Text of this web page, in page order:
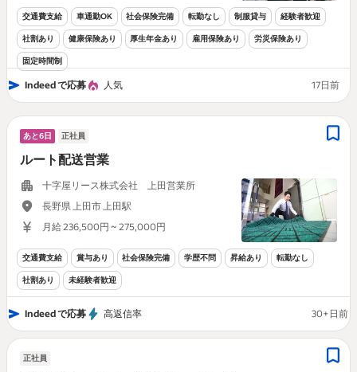
交通費支給 車通勤OK 社会保険完備 転勤なし 制服貸与 経験者歓迎
社割あり 健康保険あり 厚生年金あり 雇用保険あり 労災保険あり
固定時間制
Indeed で応募 人気 17日前
あと6日 正社員
ルート配送営業
十字屋リース株式会社 上田営業所
長野県 上田市 上田駅
月給 236,500円 ~ 275,000円
交通費支給 賞与あり 社会保険完備 学歴不問 昇給あり 転勤なし
社割あり 未経験者歓迎
Indeed で応募 高返信率 30+日前
正社員